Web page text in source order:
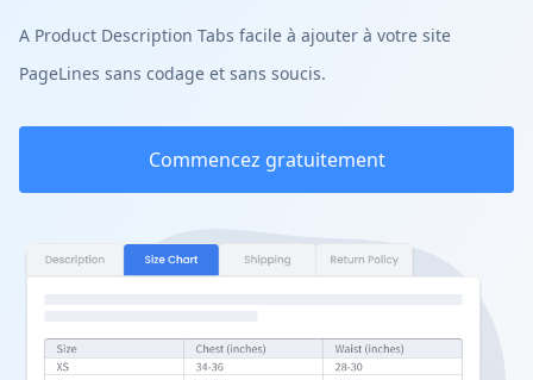
A Product Description Tabs facile à ajouter à votre site
PageLines sans codage et sans soucis.
Commencez gratuitement